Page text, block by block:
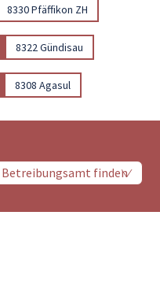
8330 Pfäffikon ZH
8322 Gündisau
8308 Agasul